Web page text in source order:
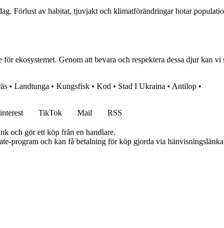
Förlust av habitat, tjuvjakt och klimatförändringar hotar
ekosystemet. Genom att bevara och respektera dessa djur kan
• Landtunga • Kungsfisk • Kod • Stad I Ukraina • Antilop •
TikTok Mail
RSS
och gör ett köp från en handlare.
program och kan få betalning för köp gjorda via